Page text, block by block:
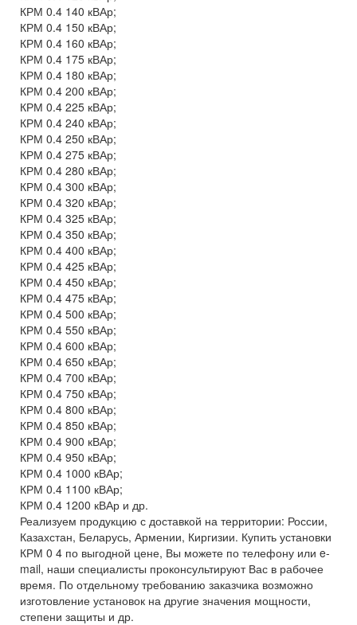
КРМ 0.4 140 кВАр;
КРМ 0.4 150 кВАр;
КРМ 0.4 160 кВАр;
КРМ 0.4 175 кВАр;
КРМ 0.4 180 кВАр;
КРМ 0.4 200 кВАр;
КРМ 0.4 225 кВАр;
КРМ 0.4 240 кВАр;
КРМ 0.4 250 кВАр;
КРМ 0.4 275 кВАр;
КРМ 0.4 280 кВАр;
КРМ 0.4 300 кВАр;
КРМ 0.4 320 кВАр;
КРМ 0.4 325 кВАр;
КРМ 0.4 350 кВАр;
КРМ 0.4 400 кВАр;
КРМ 0.4 425 кВАр;
КРМ 0.4 450 кВАр;
КРМ 0.4 475 кВАр;
КРМ 0.4 500 кВАр;
КРМ 0.4 550 кВАр;
КРМ 0.4 600 кВАр;
КРМ 0.4 650 кВАр;
КРМ 0.4 700 кВАр;
КРМ 0.4 750 кВАр;
КРМ 0.4 800 кВАр;
КРМ 0.4 850 кВАр;
КРМ 0.4 900 кВАр;
КРМ 0.4 950 кВАр;
КРМ 0.4 1000 кВАр;
КРМ 0.4 1100 кВАр;
КРМ 0.4 1200 кВАр и др.
Реализуем продукцию с доставкой на территории: России,
Казахстан, Беларусь, Армении, Киргизии. Купить установки
КРМ 0 4 по выгодной цене, Вы можете по телефону или e-
mail, наши специалисты проконсультируют Вас в рабочее
время. По отдельному требованию заказчика возможно
изготовление установок на другие значения мощности,
степени защиты и др.